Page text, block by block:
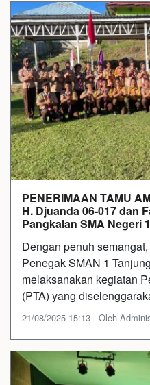
PENERIMAAN TAMU
H. Djuanda 06-017 dan
Pangkalan SMA Negeri
Dengan penuh
Penegak SMAN 1
melaksanakan kegiatan
(PTA) yang
21/08/2025 15:13 - Oleh